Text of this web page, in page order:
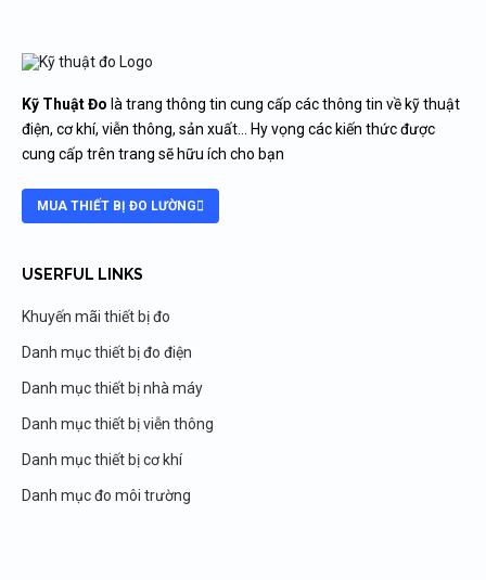
Kỹ Thuật Đo là trang thông tin cung cấp các thông tin về kỹ thuật
điện, cơ khí, viễn thông, sản xuất… Hy vọng các kiến thức được
cung cấp trên trang sẽ hữu ích cho bạn
MUA THIẾT BỊ ĐO LƯỜNG
USERFUL LINKS
Khuyến mãi thiết bị đo
Danh mục thiết bị đo điện
Danh mục thiết bị nhà máy
Danh mục thiết bị viễn thông
Danh mục thiết bị cơ khí
Danh mục đo môi trường